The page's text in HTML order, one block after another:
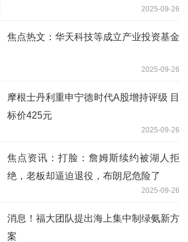
2025-09-26
焦点热文：华天科技等成立产业投资基金
2025-09-26
摩根士丹利重申宁德时代A股增持评级 目
标价425元
2025-09-26
焦点资讯：打脸：詹姆斯续约被湖人拒
绝，老板却逼迫退役，布朗尼危险了
2025-09-26
消息！福大团队提出海上集中制绿氨新方
案